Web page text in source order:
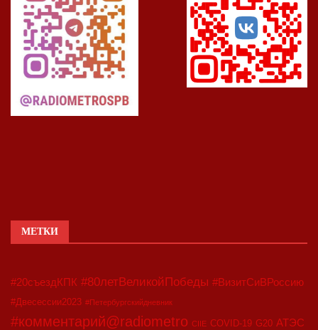
МЕТКИ
#20съездКПК #80летВеликойПобеды #ВизитСиВРоссию
#Двесессии2023 #Петербургскийдневник
#комментарий@radiometro CIIE COVID-19 G20 АТЭС